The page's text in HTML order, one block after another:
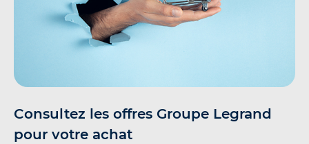
Consultez les offres Groupe Legrand
pour votre achat